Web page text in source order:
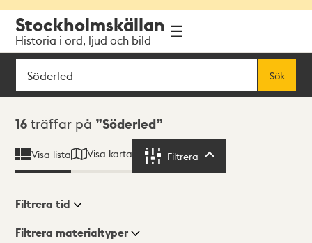
navigationen
huvudinnehållet
Stockholmskällan
Historia i ord, ljud och bild
Sök
Sök
Sökresultat
16 träffar på Söderled
Visa lista Visa karta Filtrera
Visningsläge
Filtrera tid
Filtrera materialtyper